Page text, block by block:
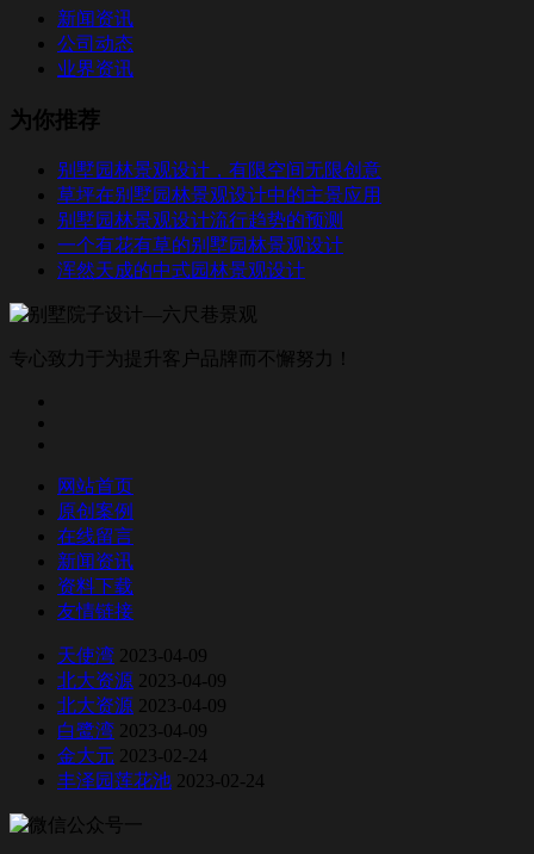
新闻资讯
公司动态
业界资讯
为你推荐
别墅园林景观设计，有限空间无限创意
草坪在别墅园林景观设计中的主景应用
别墅园林景观设计流行趋势的预测
一个有花有草的别墅园林景观设计
浑然天成的中式园林景观设计
专心致力于为提升客户品牌而不懈努力！
网站首页
原创案例
在线留言
新闻资讯
资料下载
友情链接
天使湾 2023-04-09
北大资源 2023-04-09
北大资源 2023-04-09
白鹭湾 2023-04-09
金大元 2023-02-24
丰泽园莲花池 2023-02-24